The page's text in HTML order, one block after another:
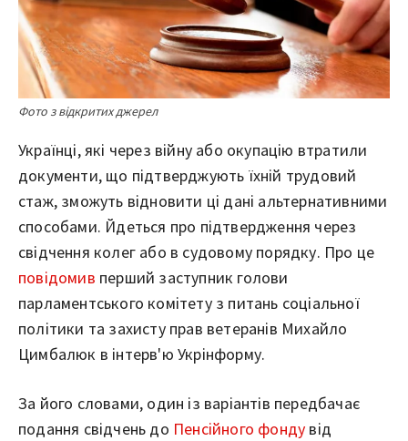
Фото з відкритих джерел
Українці, які через війну або окупацію втратили
документи, що підтверджують їхній трудовий
стаж, зможуть відновити ці дані альтернативними
способами. Йдеться про підтвердження через
свідчення колег або в судовому порядку. Про це
повідомив перший заступник голови
парламентського комітету з питань соціальної
політики та захисту прав ветеранів Михайло
Цимбалюк в інтерв'ю Укрінформу.
За його словами, один із варіантів передбачає
подання свідчень до Пенсійного фонду від